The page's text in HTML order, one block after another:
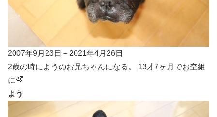
2007年9月23日－2021年4月26日
2歳の時にようのお兄ちゃんになる。 13才7ヶ月でお空組
に🌈
よう